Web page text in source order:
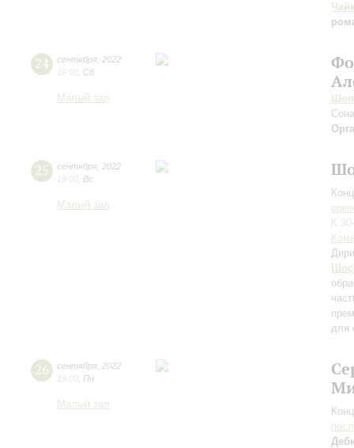
24 сентября 2022
19:00 Сб
Малый зал
25 сентября 2022
19:00 Вс
Малый зал
К
для
26 сентября 2022
19:00 Пн
Малый зал